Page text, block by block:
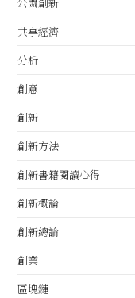
共享經濟
分析
創意
創新
創新方法
創新書籍閱讀心得
創新概論
創新總論
創業
區塊鏈